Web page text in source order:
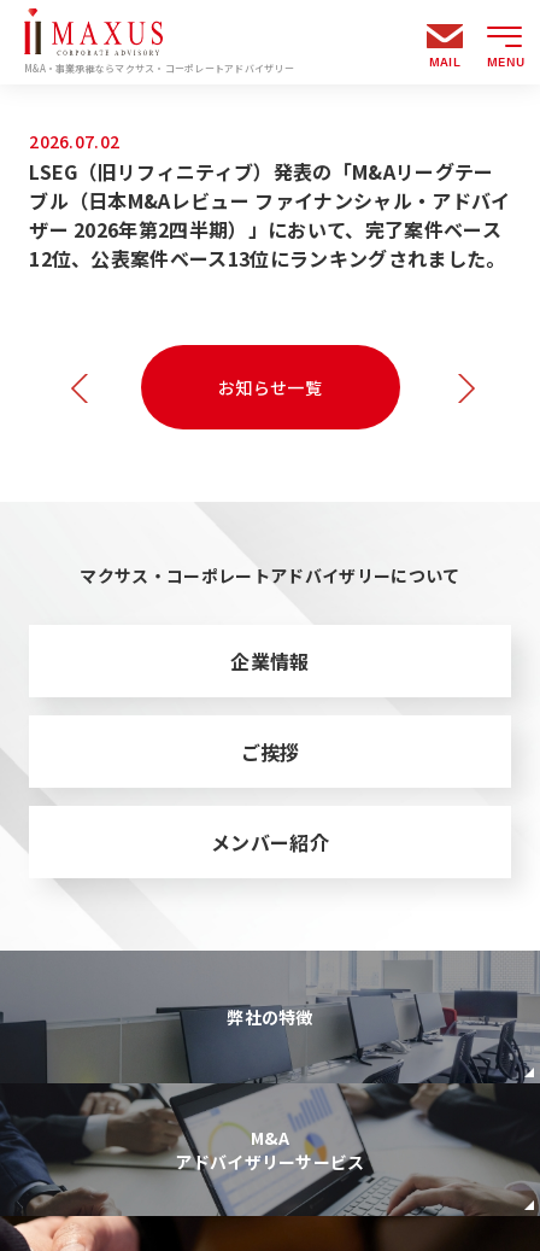
M&A・事業承継ならマクサス・コーポレートアドバイザリー MAIL MENU
2026.07.02
LSEG（旧リフィニティブ）発表の「M&Aリーグテー
ブル（日本M&Aレビュー ファイナンシャル・アドバイ
ザー 2026年第2四半期）」において、完了案件ベース
12位、公表案件ベース13位にランキングされました。
お知らせ一覧
マクサス・コーポレートアドバイザリーについて
企業情報
ご挨拶
メンバー紹介
弊社の特徴
M&A
アドバイザリーサービス